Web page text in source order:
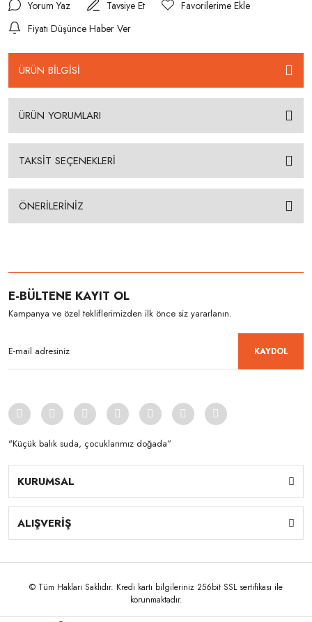
Yorum Yaz
Tavsiye Et
Fiyatı Düşünce Haber Ver
ÜRÜN BİLGİSİ
ÜRÜN YORUMLARI
TAKSİT SEÇENEKLERİ
ÖNERİLERİNİZ
E-BÜLTENE KAYIT OL
Kampanya ve özel tekliflerimizden ilk önce siz yararlanın.
KAYDOL
"Küçük balık suda, çocuklarımız doğada”
KURUMSAL
ALIŞVERİŞ
© Tüm Hakları Saklıdır. Kredi kartı bilgileriniz 256bit SSL sertifikası ile
korunmaktadır.